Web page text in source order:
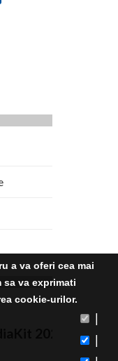
2020
a va oferi cea mai
sa va exprimati
cookie-urilor.